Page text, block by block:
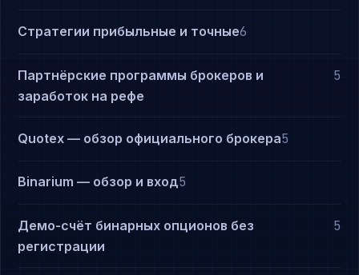
Стратегии прибыльные и точные6
Партнёрские программы брокеров и
заработок на рефе
5
Quotex — обзор официального брокера5
Binarium — обзор и вход5
Демо-счёт бинарных опционов без
регистрации
5